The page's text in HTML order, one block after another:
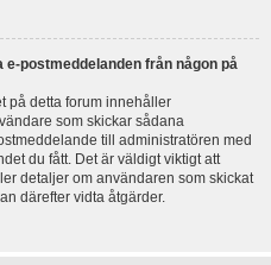
postmeddelanden från någon på
på detta forum innehåller
som skickar sådana
till administratören med
du fått. Det är väldigt viktigt att
detaljer om användaren som skickat
därefter vidta åtgärder.